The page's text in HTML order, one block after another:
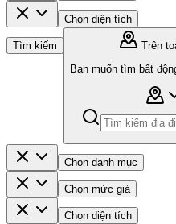
Chọn diện tích
Tìm kiếm
Trên
Bạn muốn tìm bất
Chọn danh mục
Chọn mức giá
Chọn diện tích